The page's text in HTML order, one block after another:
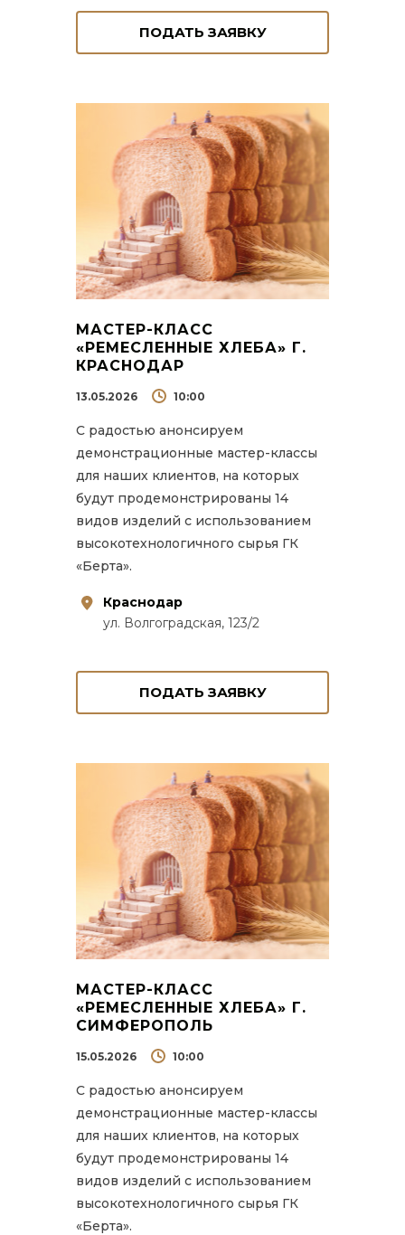
ПОДАТЬ ЗАЯВКУ
МАСТЕР-КЛАСС
«РЕМЕСЛЕННЫЕ ХЛЕБА» Г.
КРАСНОДАР
13.05.2026 10:00
С радостью анонсируем
демонстрационные мастер-классы
для наших клиентов, на которых
будут продемонстрированы 14
видов изделий с использованием
высокотехнологичного сырья ГК
«Берта».
Краснодар
ул. Волгоградская, 123/2
ПОДАТЬ ЗАЯВКУ
МАСТЕР-КЛАСС
«РЕМЕСЛЕННЫЕ ХЛЕБА» Г.
СИМФЕРОПОЛЬ
15.05.2026 10:00
С радостью анонсируем
демонстрационные мастер-классы
для наших клиентов, на которых
будут продемонстрированы 14
видов изделий с использованием
высокотехнологичного сырья ГК
«Берта».